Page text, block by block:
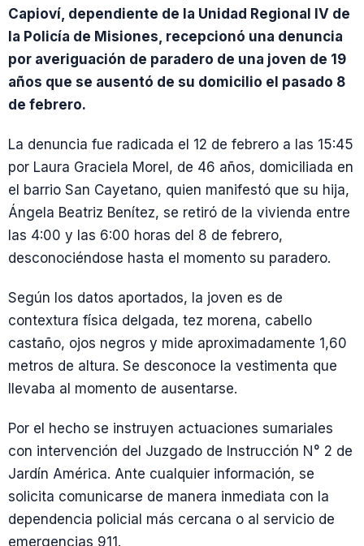
Capioví, dependiente de la Unidad Regional IV de
la Policía de Misiones, recepcionó una denuncia
por averiguación de paradero de una joven de 19
años que se ausentó de su domicilio el pasado 8
de febrero.
La denuncia fue radicada el 12 de febrero a las 15:45
por Laura Graciela Morel, de 46 años, domiciliada en
el barrio San Cayetano, quien manifestó que su hija,
Ángela Beatriz Benítez, se retiró de la vivienda entre
las 4:00 y las 6:00 horas del 8 de febrero,
desconociéndose hasta el momento su paradero.
Según los datos aportados, la joven es de
contextura física delgada, tez morena, cabello
castaño, ojos negros y mide aproximadamente 1,60
metros de altura. Se desconoce la vestimenta que
llevaba al momento de ausentarse.
Por el hecho se instruyen actuaciones sumariales
con intervención del Juzgado de Instrucción N° 2 de
Jardín América. Ante cualquier información, se
solicita comunicarse de manera inmediata con la
dependencia policial más cercana o al servicio de
emergencias 911.